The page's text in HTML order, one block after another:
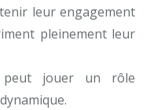
leur engagement
pleinement leur
peut jouer un rôle